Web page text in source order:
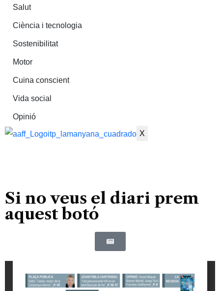
Salut
Ciència i tecnologia
Sostenibilitat
Motor
Cuina conscient
Vida social
Opinió
X
Si no veus el diari prem
aquest botó